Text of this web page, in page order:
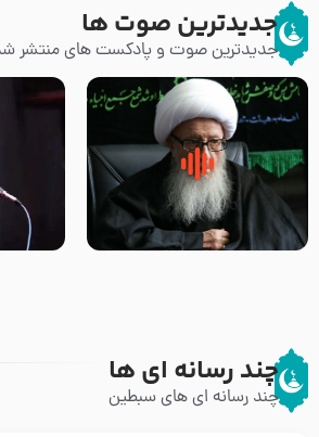
جدیدترین صوت ها
جدیدترین صوت و پادکست های منتشر
زوّار اربعین امام حسین (علیه
السلام) با این اشتیاق به زیارت
روضه
حسن
چند رسانه ای ها
چند رسانه ای های سبطین